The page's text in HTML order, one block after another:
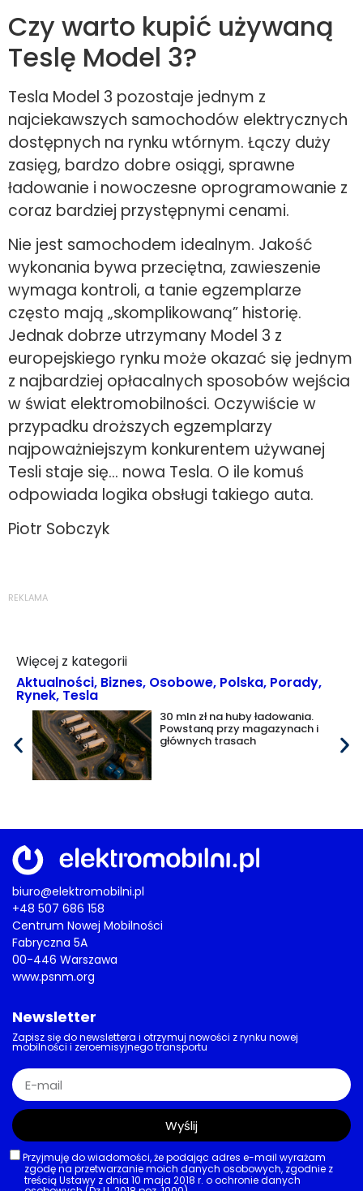
Czy warto kupić używaną
Teslę Model 3?
Tesla Model 3 pozostaje jednym z
najciekawszych samochodów elektrycznych
dostępnych na rynku wtórnym. Łączy duży
zasięg, bardzo dobre osiągi, sprawne
ładowanie i nowoczesne oprogramowanie z
coraz bardziej przystępnymi cenami.
Nie jest samochodem idealnym. Jakość
wykonania bywa przeciętna, zawieszenie
wymaga kontroli, a tanie egzemplarze
często mają „skomplikowaną” historię.
Jednak dobrze utrzymany Model 3 z
europejskiego rynku może okazać się jednym
z najbardziej opłacalnych sposobów wejścia
w świat elektromobilności. Oczywiście w
przypadku droższych egzemplarzy
najpoważniejszym konkurentem używanej
Tesli staje się… nowa Tesla. O ile komuś
odpowiada logika obsługi takiego auta.
Piotr Sobczyk
REKLAMA
Więcej z kategorii
Aktualności, Biznes, Osobowe, Polska, Porady,
Rynek, Tesla
30 mln zł na huby ładowania.
Powstaną przy magazynach i
głównych trasach
biuro@elektromobilni.pl
+48 507 686 158
Centrum Nowej Mobilności
Fabryczna 5A
00-446 Warszawa
www.psnm.org
Newsletter
Zapisz się do newslettera i otrzymuj nowości z rynku nowej
mobilności i zeroemisyjnego transportu
Przyjmuję do wiadomości, że podając adres e-mail wyrażam
zgodę na przetwarzanie moich danych osobowych, zgodnie z
treścią Ustawy z dnia 10 maja 2018 r. o ochronie danych
Wyślij